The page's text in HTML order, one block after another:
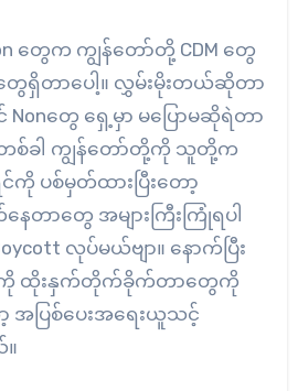
တွေက ကျွန်တော်တို့ CDM တွေ
တွေရှိတာပေါ့။ လွှမ်းမိုးတယ်ဆိုတာ
တွေ ရှေ့မှာ မပြောမဆိုရဲတာ
စ်ခါ ကျွန်တော်တို့ကို သူတို့က
ပစ်မှတ်ထားပြီးတော့
တာတွေ အများကြီးကြုံရပါ
လုပ်မယ်ဗျာ။ နောက်ပြီး
ကို ထိုးနှက်တိုက်ခိုက်တာတွေကို
အပြစ်ပေးအရေးယူသင့်